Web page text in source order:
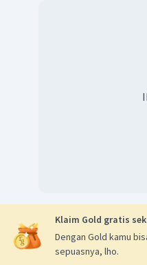
Klaim Gold gratis
Dengan Gold kamu
sepuasnya, lho.